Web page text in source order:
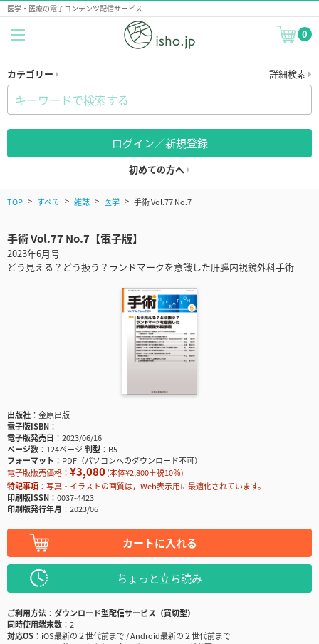
医学・医療の電子コンテンツ配信サービス
0
カテゴリー 詳細検索
ログイン／新規登録
初めての方へ
TOP すべて 雑誌 医学 手術 Vol.77 No.7
手術 Vol.77 No.7【電子版】
2023年6月号
どう見える？どう扱う？ランドマークを意識した肝膵内視鏡外科手術
出版社
金原出版
電子版ISBN
電子版発売日
2023/06/16
ページ数
124ページ判型
B5
フォーマット
PDF（パソコンへのダウンロード不可）
電子版販売価格： ¥3,080(本体¥2,800＋税10％)
特記事項
写真・イラストの画質は，Web表示用に最適化されています。
印刷版ISSN
0037-4423
印刷版発行年月
2023/06
カートに入れる
ちょっと立ち読み
ご利用方法
ダウンロード型配信サービス（買切型）
同時使用端末数
2
対応OS
iOS最新の２世代前まで / Android最新の２世代前まで